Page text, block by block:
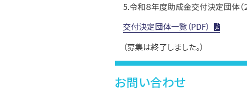
5.令和８年度助成金交付決定団体（
交付決定団体一覧（PDF）
（募集は終了しました。）
お問い合わせ